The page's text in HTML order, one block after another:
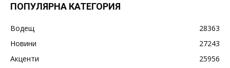
ПОПУЛЯРНА КАТЕГОРИЯ
Водещ
28363
Новини
27243
Акценти
25956